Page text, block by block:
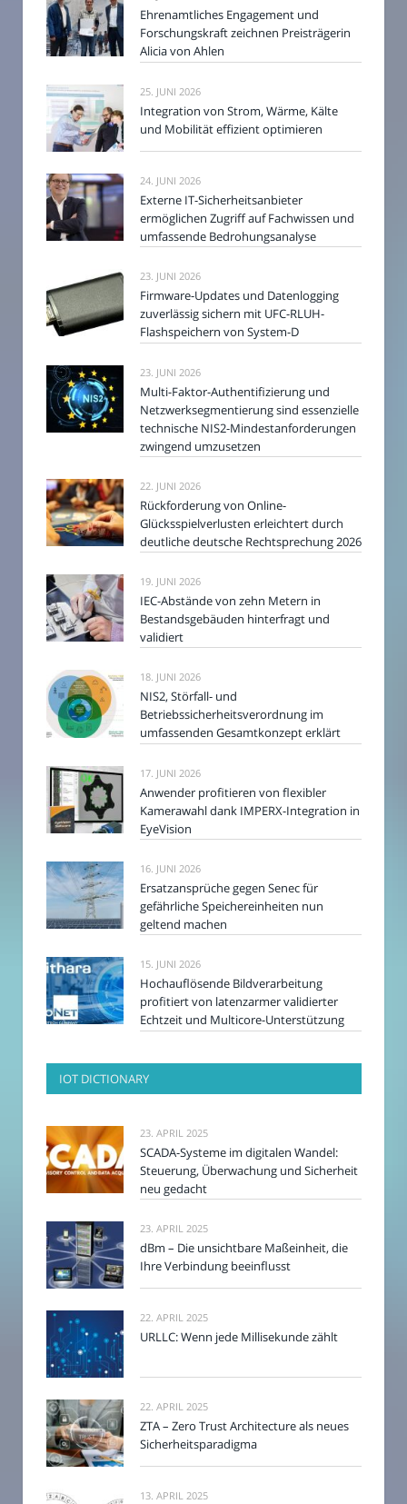
Ehrenamtliches Engagement und
Forschungskraft zeichnen Preisträgerin
Alicia von Ahlen
25. JUNI 2026
Integration von Strom, Wärme, Kälte
und Mobilität effizient optimieren
24. JUNI 2026
Externe IT-Sicherheitsanbieter
ermöglichen Zugriff auf Fachwissen und
umfassende Bedrohungsanalyse
23. JUNI 2026
Firmware-Updates und Datenlogging
zuverlässig sichern mit UFC-RLUH-
Flashspeichern von System-D
23. JUNI 2026
Multi-Faktor-Authentifizierung und
Netzwerksegmentierung sind essenzielle
technische NIS2-Mindestanforderungen
zwingend umzusetzen
22. JUNI 2026
Rückforderung von Online-
Glücksspielverlusten erleichtert durch
deutliche deutsche Rechtsprechung 2026
19. JUNI 2026
IEC-Abstände von zehn Metern in
Bestandsgebäuden hinterfragt und
validiert
18. JUNI 2026
NIS2, Störfall- und
Betriebssicherheitsverordnung im
umfassenden Gesamtkonzept erklärt
17. JUNI 2026
Anwender profitieren von flexibler
Kamerawahl dank IMPERX-Integration in
EyeVision
16. JUNI 2026
Ersatzansprüche gegen Senec für
gefährliche Speichereinheiten nun
geltend machen
15. JUNI 2026
Hochauflösende Bildverarbeitung
profitiert von latenzarmer validierter
Echtzeit und Multicore-Unterstützung
IOT DICTIONARY
23. APRIL 2025
SCADA-Systeme im digitalen Wandel:
Steuerung, Überwachung und Sicherheit
neu gedacht
23. APRIL 2025
dBm – Die unsichtbare Maßeinheit, die
Ihre Verbindung beeinflusst
22. APRIL 2025
URLLC: Wenn jede Millisekunde zählt
22. APRIL 2025
ZTA – Zero Trust Architecture als neues
Sicherheitsparadigma
13. APRIL 2025